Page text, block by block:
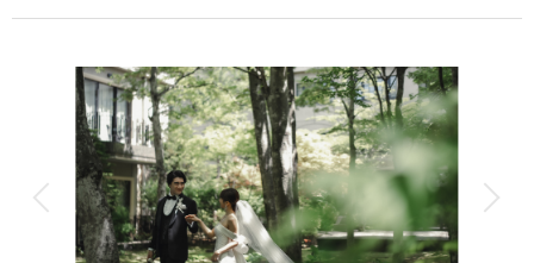
相談予約する
来店・オンライン
撮影日の空き
を確認する
撮影料 新婦衣装1着 新郎衣装1着
着付け ヘアメイク 小物一式
アルバム データ 150 カット 台紙付写真
衣装追加 会食 挙式
家族と撮影 家族用衣装レンタル ペットと撮影
その他含むもの